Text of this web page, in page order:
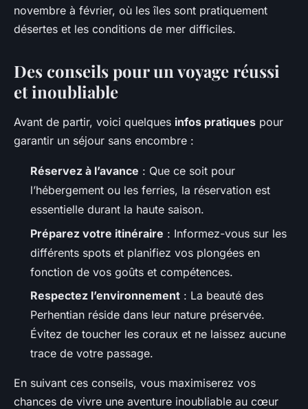
novembre à février, où les îles sont pratiquement
désertes et les conditions de mer difficiles.
Des conseils pour un voyage réussi
et inoubliable
Avant de partir, voici quelques infos pratiques pour
garantir un séjour sans encombre :
Réservez à l’avance : Que ce soit pour
l’hébergement ou les ferries, la réservation est
essentielle durant la haute saison.
Préparez votre itinéraire : Informez-vous sur les
différents spots et planifiez vos plongées en
fonction de vos goûts et compétences.
Respectez l’environnement : La beauté des
Perhentian réside dans leur nature préservée.
Évitez de toucher les coraux et ne laissez aucune
trace de votre passage.
En suivant ces conseils, vous maximiserez vos
chances de vivre une aventure inoubliable au cœur